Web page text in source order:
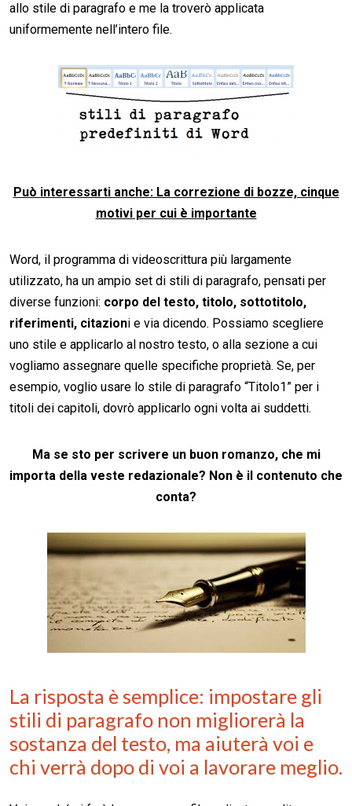
allo stile di paragrafo e me la troverò applicata
uniformemente nell’intero file.
Può interessarti anche: La correzione di bozze, cinque
motivi per cui è importante
Word, il programma di videoscrittura più largamente
utilizzato, ha un ampio set di stili di paragrafo, pensati per
diverse funzioni: corpo del testo, titolo, sottotitolo,
riferimenti, citazioni e via dicendo. Possiamo scegliere
uno stile e applicarlo al nostro testo, o alla sezione a cui
vogliamo assegnare quelle specifiche proprietà. Se, per
esempio, voglio usare lo stile di paragrafo “Titolo1” per i
titoli dei capitoli, dovrò applicarlo ogni volta ai suddetti.
Ma se sto per scrivere un buon romanzo, che mi
importa della veste redazionale? Non è il contenuto che
conta?
La risposta è semplice: impostare gli
stili di paragrafo non migliorerà la
sostanza del testo, ma aiuterà voi e
chi verrà dopo di voi a lavorare meglio.